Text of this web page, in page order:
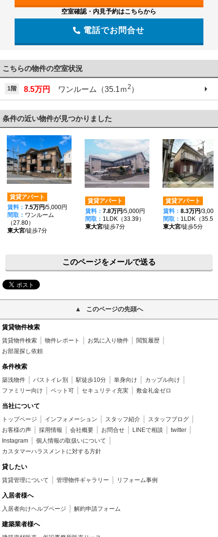
空室確認・内見予約はこちらから
電話でお問合せ
こちらの物件の空室状況
1階 8.5万円 ワンルーム（35.1ｍ 2）
条件の近い物件が見つかりました
賃貸アパート
賃料： 7.5万円/5,000円
間取： ワンルーム
（27.80）
東大宮/徒歩7分
賃貸アパート
賃料： 7.8万円/5,000円
間取： 1LDK（33.39）
東大宮/徒歩7分
賃貸アパート
賃料： 8.3万円/3,000
間取： 1LDK（35.51
東大宮/徒歩5分
このページをメールで送る
このページの先頭へ
賃貸物件検索
賃貸物件検索 物件レポート お気に入り物件
閲覧履歴
お部屋探し依頼
条件検索
築浅物件 バストイレ別 駅徒歩10分 単身向け
カップル向け
ファミリー向け
ペット可 セキュリティ充実 敷金礼金ゼロ
当社について
トップページ インフォメーション スタッフ紹介
スタッフブログ
お客様の声
採用情報 会社概要 お問合せ LINEで相談
twitter
Instagram
個人情報の取扱いについて
カスタマーハラスメントに対する方針
貸したい
賃貸管理について 管理物件ギャラリー リフォーム事例
入居者様へ
入居者向けヘルプページ 解約申請フォーム
建築業者様へ